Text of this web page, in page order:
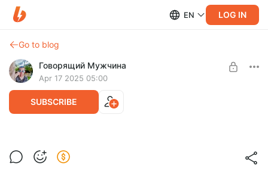
EN LOG IN
Go to blog
Говорящий Мужчина
Apr 17 2025 05:00
SUBSCRIBE
СТРИМ 16.04.2025 про непригодность
женщин + чат рулетка